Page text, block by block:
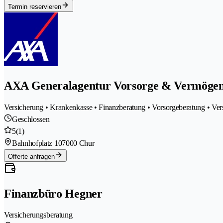
Termin reservieren
AXA Generalagentur Vorsorge &
Versicherung • Krankenkasse • Finanzberatung • Vorsorgeberatung •
Geschlossen
5(1)
Bahnhofplatz 107000 Chur
Offerte anfragen
Finanzbüro Hegner
Versicherungsberatung